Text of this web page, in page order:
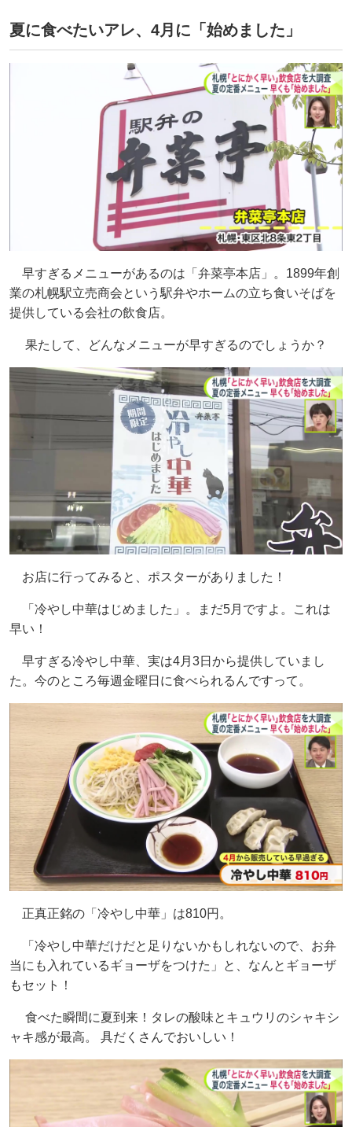
夏に食べたいアレ、4月に「始めました」
早すぎるメニューがあるのは「弁菜亭本店」。1899年創
業の札幌駅立売商会という駅弁やホームの立ち食いそばを
提供している会社の飲食店。
果たして、どんなメニューが早すぎるのでしょうか？
お店に行ってみると、ポスターがありました！
「冷やし中華はじめました」。まだ5月ですよ。これは
早い！
早すぎる冷やし中華、実は4月3日から提供していまし
た。今のところ毎週金曜日に食べられるんですって。
正真正銘の「冷やし中華」は810円。
「冷やし中華だけだと足りないかもしれないので、お弁
当にも入れているギョーザをつけた」と、なんとギョーザ
もセット！
食べた瞬間に夏到来！タレの酸味とキュウリのシャキシ
ャキ感が最高。 具だくさんでおいしい！